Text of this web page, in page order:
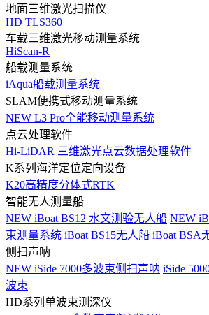
地面三维激光扫描仪
HD TLS360
车载三维激光移动测量系统
HiScan-R
船载测量系统
iAqua船载测量系统
SLAM便携式移动测量系统
NEW L3 Pro全能移动测量系统
点云处理软件
Hi-LiDAR 三维激光点云数据处理软件
K系列海洋定位定向设备
K20高精度分体式RTK
智能无人测量船
NEW iBoat BS12 水文测验无人船 NEW
束测量系统 iBoat BS15无人船 iBoat BSA
侧扫声呐
NEW iSide 7000多波束侧扫声呐 iSide
波束
HD系列单波束测深仪